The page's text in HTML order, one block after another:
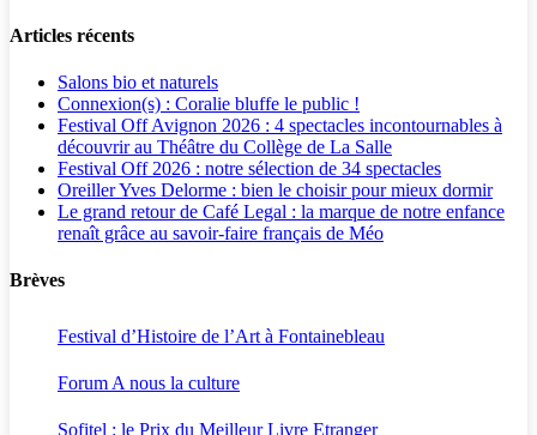
Articles récents
Salons bio et naturels
Connexion(s) : Coralie bluffe le public !
Festival Off Avignon 2026 : 4 spectacles incontournables à
découvrir au Théâtre du Collège de La Salle
Festival Off 2026 : notre sélection de 34 spectacles
Oreiller Yves Delorme : bien le choisir pour mieux dormir
Le grand retour de Café Legal : la marque de notre enfance
renaît grâce au savoir-faire français de Méo
Brèves
Festival d’Histoire de l’Art à Fontainebleau
Forum A nous la culture
Sofitel : le Prix du Meilleur Livre Etranger